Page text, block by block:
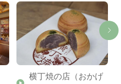
横丁焼の店（おかげ